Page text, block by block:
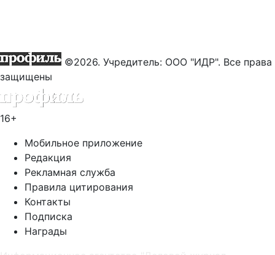
©2026. Учредитель: ООО "ИДР". Все права
защищены
16+
Мобильное приложение
Редакция
Рекламная служба
Правила цитирования
Контакты
Подписка
Награды